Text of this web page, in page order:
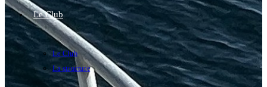
Le Club
Le Club
La structure